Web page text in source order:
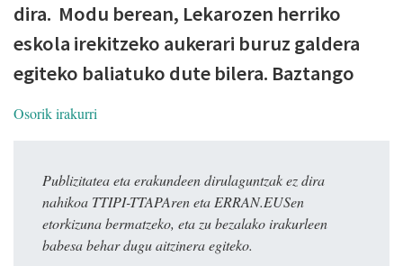
dira. Modu berean, Lekarozen herriko
eskola irekitzeko aukerari buruz galdera
egiteko baliatuko dute bilera. Baztango
Osorik irakurri
Publizitatea eta erakundeen dirulaguntzak ez dira
nahikoa TTIPI-TTAPAren eta ERRAN.EUSen
etorkizuna bermatzeko, eta zu bezalako irakurleen
babesa behar dugu aitzinera egiteko.